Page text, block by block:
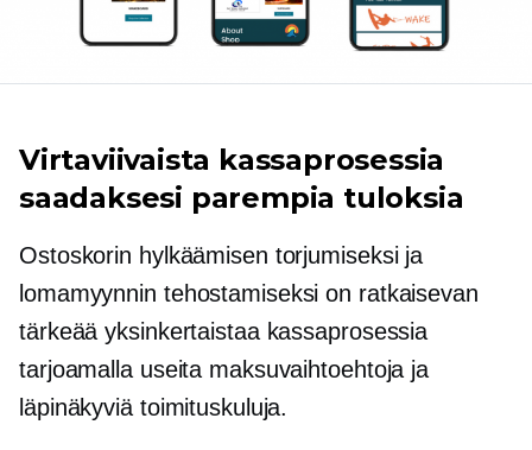
Virtaviivaista kassaprosessia
saadaksesi parempia tuloksia
Ostoskorin hylkäämisen torjumiseksi ja
lomamyynnin tehostamiseksi on ratkaisevan
tärkeää yksinkertaistaa kassaprosessia
tarjoamalla useita maksuvaihtoehtoja ja
läpinäkyviä toimituskuluja.